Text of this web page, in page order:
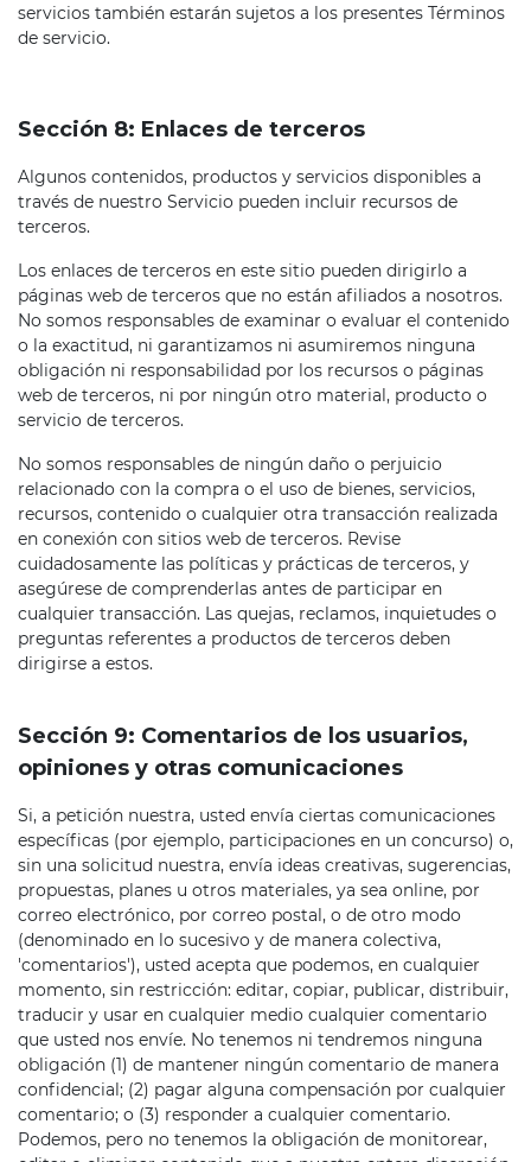
servicios también estarán sujetos a los presentes Términos
de servicio.
Sección 8: Enlaces de terceros
Algunos contenidos, productos y servicios disponibles a
través de nuestro Servicio pueden incluir recursos de
terceros.
Los enlaces de terceros en este sitio pueden dirigirlo a
páginas web de terceros que no están afiliados a nosotros.
No somos responsables de examinar o evaluar el contenido
o la exactitud, ni garantizamos ni asumiremos ninguna
obligación ni responsabilidad por los recursos o páginas
web de terceros, ni por ningún otro material, producto o
servicio de terceros.
No somos responsables de ningún daño o perjuicio
relacionado con la compra o el uso de bienes, servicios,
recursos, contenido o cualquier otra transacción realizada
en conexión con sitios web de terceros. Revise
cuidadosamente las políticas y prácticas de terceros, y
asegúrese de comprenderlas antes de participar en
cualquier transacción. Las quejas, reclamos, inquietudes o
preguntas referentes a productos de terceros deben
dirigirse a estos.
Sección 9: Comentarios de los usuarios,
opiniones y otras comunicaciones
Si, a petición nuestra, usted envía ciertas comunicaciones
específicas (por ejemplo, participaciones en un concurso) o,
sin una solicitud nuestra, envía ideas creativas, sugerencias,
propuestas, planes u otros materiales, ya sea online, por
correo electrónico, por correo postal, o de otro modo
(denominado en lo sucesivo y de manera colectiva,
'comentarios'), usted acepta que podemos, en cualquier
momento, sin restricción: editar, copiar, publicar, distribuir,
traducir y usar en cualquier medio cualquier comentario
que usted nos envíe. No tenemos ni tendremos ninguna
obligación (1) de mantener ningún comentario de manera
confidencial; (2) pagar alguna compensación por cualquier
comentario; o (3) responder a cualquier comentario.
Podemos, pero no tenemos la obligación de monitorear,